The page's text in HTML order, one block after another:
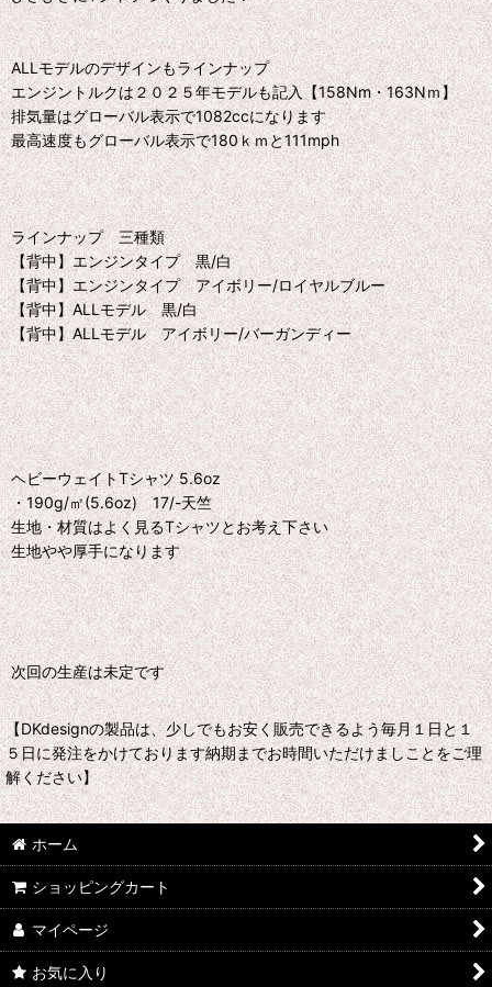
ALLモデルのデザインもラインナップ
エンジントルクは２０２５年モデルも記入【158Nm・163Nｍ】
排気量はグローバル表示で1082ccになります
最高速度もグローバル表示で180ｋｍと111mph
ラインナップ 三種類
【背中】エンジンタイプ 黒/白
【背中】エンジンタイプ アイボリー/ロイヤルブルー
【背中】ALLモデル 黒/白
【背中】ALLモデル アイボリー/バーガンディー
ヘビーウェイトTシャツ 5.6oz
・190g/㎡(5.6oz) 17/-天竺
生地・材質はよく見るTシャツとお考え下さい
生地やや厚手になります
次回の生産は未定です
【DKdesignの製品は、少しでもお安く販売できるよう毎月１日と１
５日に発注をかけております納期までお時間いただけましことをご理
解ください】
ホーム
ショッピングカート
マイページ
お気に入り